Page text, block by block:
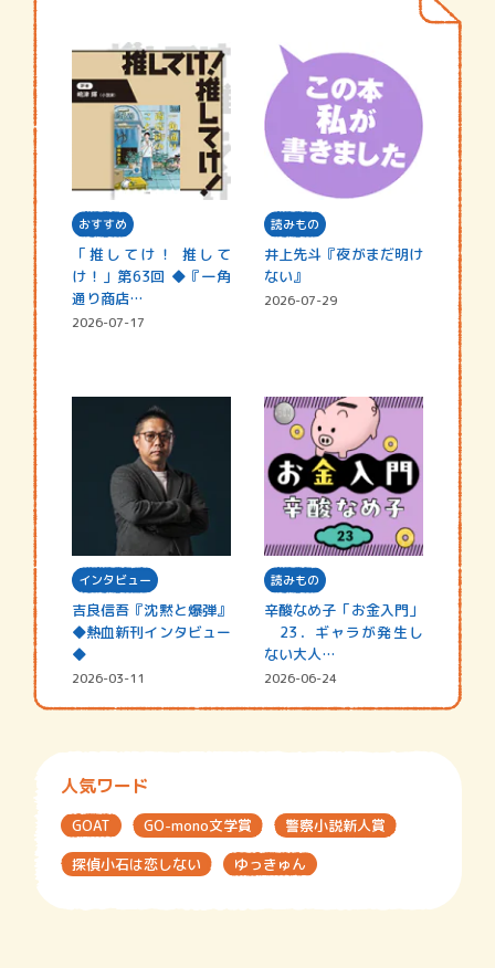
おすすめ
「推してけ！ 推して
け！」第63回 ◆『一角
通り商店…
2026-07-17
読みもの
井上先斗『夜がまだ明け
ない』
2026-07-29
インタビュー
吉良信吾『沈黙と爆弾』
◆熱血新刊インタビュー
◆
2026-03-11
読みもの
辛酸なめ子「お金入門」
23．ギャラが発生し
ない大人…
2026-06-24
人気ワード
GOAT GO-mono文学賞
警察小説新人賞
探偵小石は恋しない
ゆっきゅん